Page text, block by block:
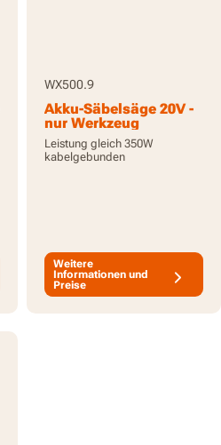
WX500.9
Akku-Säbelsäge 20V -
nur Werkzeug
Leistung gleich 350W
kabelgebunden
Weitere
Informationen und
Preise